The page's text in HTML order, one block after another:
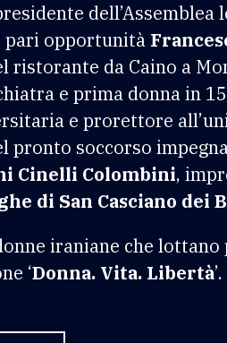
dell’Assemblea
pari opportunità
ristorante da Caino a
e prima donna in
e prorettore
pronto soccorso
Cinelli Colombini,
di San Casciano dei
iraniane che
‘Donna. Vita. Libertà’.